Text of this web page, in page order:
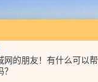
网的朋友！有什么可以帮